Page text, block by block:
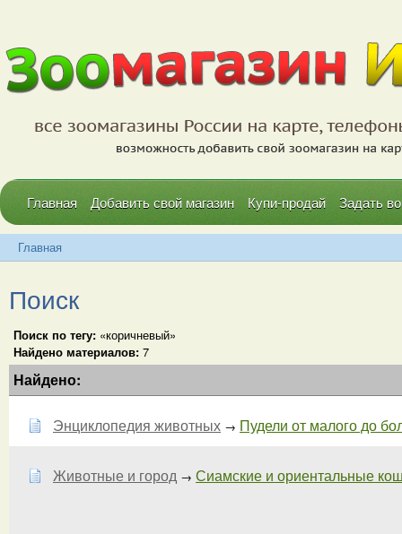
Главная Добавить свой магазин Купи-продай Задать
Главная
Поиск
Поиск по тегу: «коричневый»
Найдено материалов: 7
Найдено:
Энциклопедия животных → Пудели от малого до
Животные и город → Сиамские и ориентальные